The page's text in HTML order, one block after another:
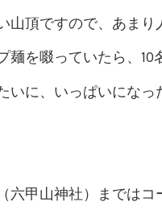
頂ですので、あまり
麺を啜っていたら、10
に、いっぱいになっ
六甲山神社）まではコ